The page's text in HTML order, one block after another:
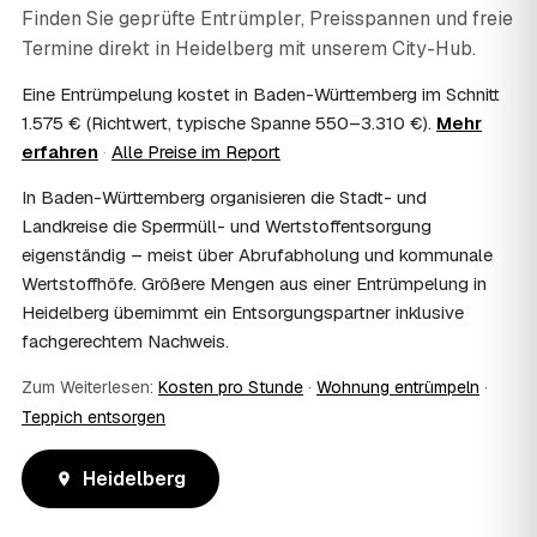
Sie mit Ihrem Finanzamt oder Steuerberater.
07 Übernimmt das Sozialamt oder Jobcenter die
Im Einzelfall ist das möglich — etwa bei einer
Wohnungsauflösung im Rahmen von Sozialhilfe oder
einem vom Amt veranlassten Umzug. Wichtig: Den Antrag
und holen die Kostenübernahme schriftlich ein. AWL
Zentrum vermittelt die Entrümpler, entscheidet aber nicht
über die Kostenübernahme.
08 Bekomme ich einen Entsorgungsnachweis?
Ja. Die Partner entsorgen über zugelassene Höfe und
stellen auf Wunsch einen Entsorgungsnachweis aus —
oder die eigene Dokumentation.
09 Muss ich bei der Entrümpelung anwesend sein?
Nicht zwingend. Viele Kunden in Heidelberg sind nur zur
Übergabe und zum Abschluss vor Ort; den genauen
Ablauf — etwa die Schlüsselübergabe — stimmen Sie
Finden Sie geprüfte Entrümpler, Preisspannen und freie
Termine direkt in Heidelberg mit unserem City-Hub.
Eine Entrümpelung kostet in Baden-Württemberg im Schnitt
1.575 € (Richtwert, typische Spanne 550–3.310 €). Mehr
erfahren · Alle Preise im Report
In Baden-Württemberg organisieren die Stadt- und
Landkreise die Sperrmüll- und Wertstoffentsorgung
eigenständig – meist über Abrufabholung und kommunale
Wertstoffhöfe. Größere Mengen aus einer Entrümpelung in
Heidelberg übernimmt ein Entsorgungspartner inklusive
fachgerechtem Nachweis.
Zum Weiterlesen: Kosten pro Stunde · Wohnung entrümpeln ·
Teppich entsorgen
Heidelberg